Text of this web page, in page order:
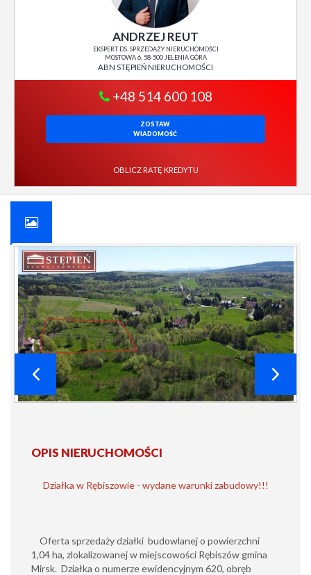
ANDRZEJ REUT
EKSPERT DS. SPRZEDAŻY NIERUCHOMOŚCI
MOSTOWA 6, 58-500 JELENIA GÓRA
ABN STĘPIEŃ NIERUCHOMOŚCI
+48 514 600 108
ZOSTAW
WIADOMOŚĆ
OBLICZ RATĘ KREDYTU
OPIS NIERUCHOMOŚCI
Działka w Rębiszowie - wydane warunki zabudowy!!!
Oferta sprzedaży działki budowlanej o powierzchni
1,04 ha, zlokalizowanej w miejscowości Rębiszów gmina
Mirsk. Działka o numerze ewidencyjnym 620, obręb